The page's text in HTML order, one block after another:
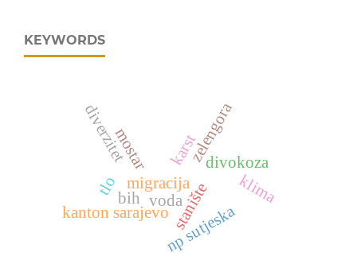
KEYWORDS
stanište
divokoza
zelengora
np sutjeska
migracija
karst
tlo
voda klima
mostar
diverzitet
kanton sarajevo
bih